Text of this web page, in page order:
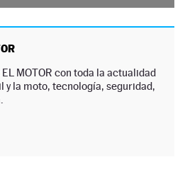
MOTOR con toda la actualidad
y la moto, tecnología, seguridad,